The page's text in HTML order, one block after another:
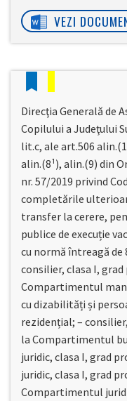
VEZI
Direcţia Generală de
Copilului a Judeţului
lit.c, ale art.506
alin.(8¹), alin.(9) din
nr. 57/2019 privind
completările
transfer la cerere,
publice de execuție
cu normă întreagă de
consilier, clasa I,
Compartimentul
cu dizabilități și
rezidențial; –
la Compartimentul
juridic, clasa I, grad
juridic, clasa I, grad
Compartimentul